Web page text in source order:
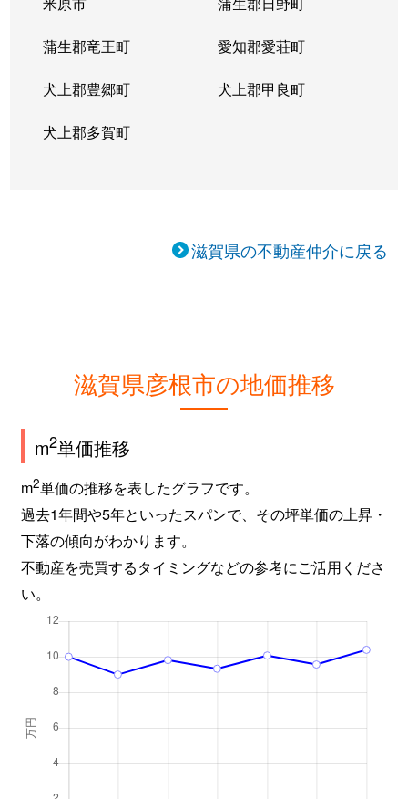
蒲生郡竜王町 愛知郡愛荘町
犬上郡豊郷町 犬上郡甲良町
犬上郡多賀町
滋賀県の不動産仲介に戻る
滋賀県彦根市の地価推移
m2単価推移
m2単価の推移を表したグラフです。
過去1年間や5年といったスパンで、その坪単価の上昇・
下落の傾向がわかります。
不動産を売買するタイミングなどの参考にご活用くださ
い。